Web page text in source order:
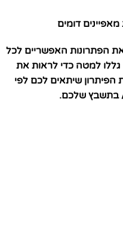
דומים
הפתרונות האפשריים לכל
למטה כדי לראות את
הפיתרון שיתאים לכם לפי
בתשבץ שלכם.